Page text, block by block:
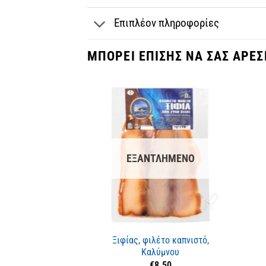
Επιπλέον πληροφορίες
ΜΠΟΡΕΊ ΕΠΊΣΗΣ ΝΑ ΣΑΣ
ΕΞΑΝΤΛΗΜΈΝΟ
Ξιφίας, φιλέτο καπνιστό,
Καλύμνου